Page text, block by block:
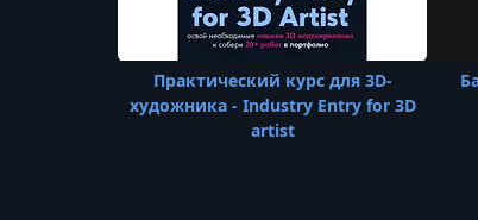
Практический курс для 3D-
художника - Industry Entry for 3D
artist